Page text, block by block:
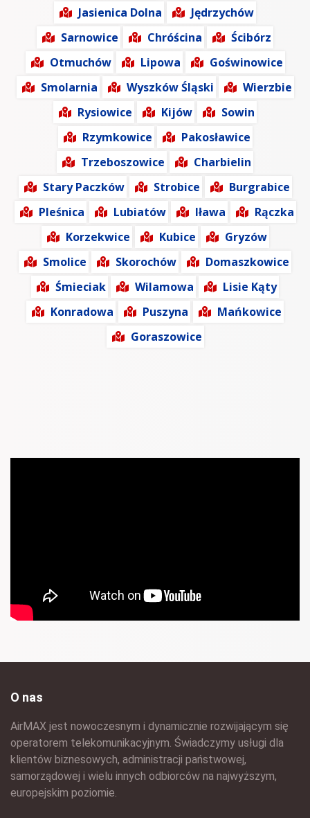
Jasienica Dolna
Jędrzychów
Sarnowice
Chróścina
Ścibórz
Otmuchów
Lipowa
Goświnowice
Smolarnia
Wyszków Śląski
Wierzbie
Rysiowice
Kijów
Sowin
Rzymkowice
Pakosławice
Trzeboszowice
Charbielin
Stary Paczków
Strobice
Burgrabice
Pleśnica
Lubiatów Iława
Rączka
Korzekwice
Kubice
Gryzów
Smolice
Skorochów
Domaszkowice
Śmieciak
Wilamowa
Lisie Kąty
Konradowa
Puszyna
Mańkowice
Goraszowice
O nas
AirMAX jest nowoczesnym i dynamicznie rozwijającym się
operatorem telekomunikacyjnym. Świadczymy usługi dla
klientów biznesowych, administracji państwowej,
samorządowej i wielu innych odbiorców na najwyższym,
europejskim poziomie.